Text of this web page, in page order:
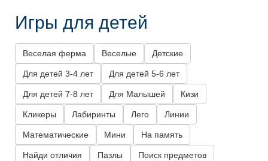
Игры для детей
Веселая ферма Веселые Детские
Для детей 3-4 лет Для детей 5-6 лет
Для детей 7-8 лет Для Малышей Кизи
Кликеры Лабиринты Лего Линии
Математические Мини На память
Найди отличия Пазлы Поиск предметов